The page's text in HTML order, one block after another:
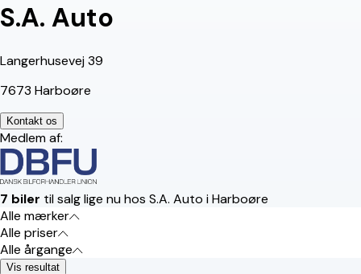
S.A. Auto
Langerhusevej 39
7673 Harboøre
Kontakt os
Medlem af:
7 biler til salg lige nu hos S.A. Auto i Harboøre
Alle mærker
Alle priser
Alle årgange
Vis resultat